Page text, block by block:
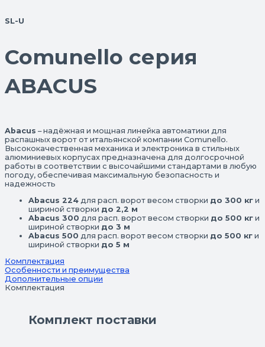
SL-U
Comunello серия
ABACUS
Abacus – надёжная и мощная линейка автоматики для
распашных ворот от итальянской компании Comunello.
Высококачественная механика и электроника в стильных
алюминиевых корпусах предназначена для долгосрочной
работы в соответствии с высочайшими стандартами в любую
погоду, обеспечивая максимальную безопасность и
надежность
Abacus 224 для расп. ворот весом створки до 300 кг и
шириной створки до 2,2 м
Abacus 300 для расп. ворот весом створки до 500 кг и
шириной створки до 3 м
Abacus 500 для расп. ворот весом створки до 500 кг и
шириной створки до 5 м
Комплектация
Особенности и преимущества
Дополнительные опции
Комплектация
Комплект поставки